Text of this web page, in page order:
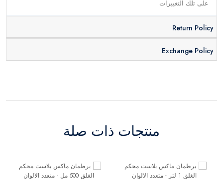
على تلك التغييرات
Return Policy
Exchange Policy
منتجات ذات صلة